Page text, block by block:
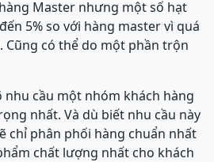
Master nhưng một số hạt
5% so với hàng master vì quá
có thể do một phần trộn
nhu cầu một nhóm khách hàng
nhất. Và dù biết nhu cầu này
chỉ phân phối hàng chuẩn nhất
chất lượng nhất cho khách